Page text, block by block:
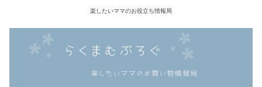
楽したいママのお役立ち情報局